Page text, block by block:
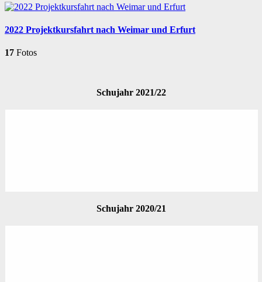
2022 Projektkursfahrt nach Weimar und Erfurt
17 Fotos
Schujahr 2021/22
Schujahr 2020/21